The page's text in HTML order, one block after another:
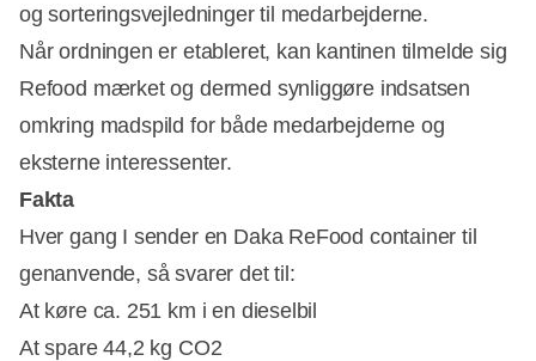
og sorteringsvejledninger til medarbejderne.
Når ordningen er etableret, kan kantinen tilmelde sig
Refood mærket og dermed synliggøre indsatsen
omkring madspild for både medarbejderne og
eksterne interessenter.
Fakta
Hver gang I sender en Daka ReFood container til
genanvende, så svarer det til:
At køre ca. 251 km i en dieselbil
At spare 44,2 kg CO2